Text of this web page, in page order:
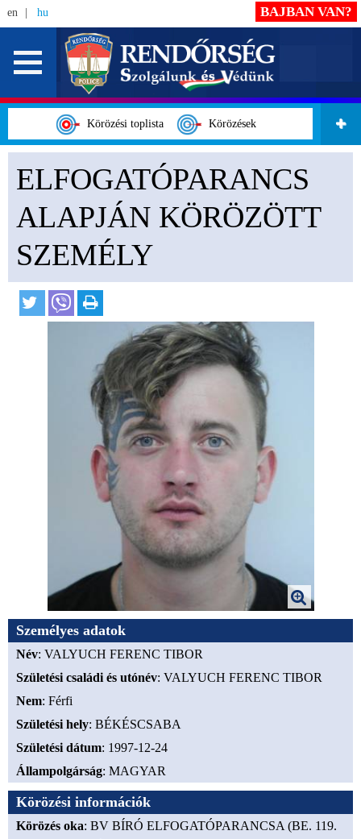
en hu
Körözési toplista Körözések
BAJBAN VAN?
ELFOGATÓPARANCS
ALAPJÁN KÖRÖZÖTT
SZEMÉLY
Személyes adatok
Név: VALYUCH FERENC TIBOR
Születési családi és utónév: VALYUCH FERENC TIBOR
Nem: Férfi
Születési hely: BÉKÉSCSABA
Születési dátum: 1997-12-24
Állampolgárság: MAGYAR
Körözési információk
Körözés oka: BV BÍRÓ ELFOGATÓPARANCSA (BE. 119.